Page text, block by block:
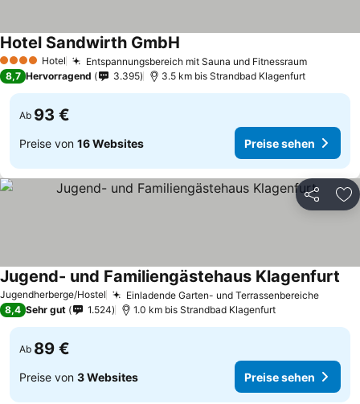
4 Sterne Hotel Entspannungsbereich mit Sauna und Fitnessraum
Hotel Sandwirth GmbH
8,7 Hervorragend 3.395 3.5 km bis Strandbad Klagenfurt
Ab 93 €
Preise von 16 Websites Preise sehen
Teilen
Jugendherberge/Hostel Einladende Garten- und Terrassenbereiche
Jugend- und Familiengästehaus Klagenfurt
8,4 Sehr gut 1.524 1.0 km bis Strandbad Klagenfurt
Ab 89 €
Preise von 3 Websites Preise sehen